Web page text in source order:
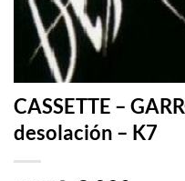
CASSETTE –
desolación – K7